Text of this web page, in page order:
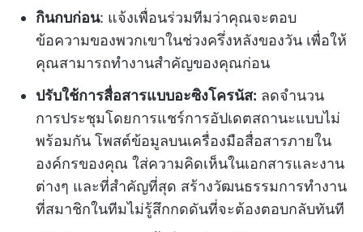
กินกบก่อน: แจ้งเพื่อนร่วมทีมว่าคุณจะตอบ
ข้อความของพวกเขาในช่วงครึ่งหลังของวัน เพื่อให้
คุณสามารถทำงานสำคัญของคุณก่อน
ปรับใช้การสื่อสารแบบอะซิงโครนัส: ลดจำนวน
การประชุมโดยการแชร์การอัปเดตสถานะแบบไม่
พร้อมกัน โพสต์ข้อมูลบนเครื่องมือสื่อสารภายใน
องค์กรของคุณ ใส่ความคิดเห็นในเอกสารและงาน
ต่างๆ และที่สำคัญที่สุด สร้างวัฒนธรรมการทำงาน
ที่สมาชิกในทีมไม่รู้สึกกดดันที่จะต้องตอบกลับทันที